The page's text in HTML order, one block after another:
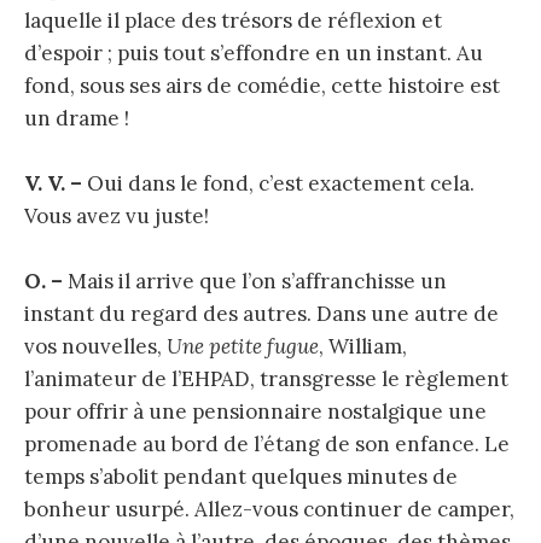
laquelle il place des trésors de réflexion et
d’espoir ; puis tout s’effondre en un instant. Au
fond, sous ses airs de comédie, cette histoire est
un drame !
V. V. – Oui dans le fond, c’est exactement cela.
Vous avez vu juste!
O. – Mais il arrive que l’on s’affranchisse un
instant du regard des autres. Dans une autre de
vos nouvelles, Une petite fugue, William,
l’animateur de l’EHPAD, transgresse le règlement
pour offrir à une pensionnaire nostalgique une
promenade au bord de l’étang de son enfance. Le
temps s’abolit pendant quelques minutes de
bonheur usurpé. Allez-vous continuer de camper,